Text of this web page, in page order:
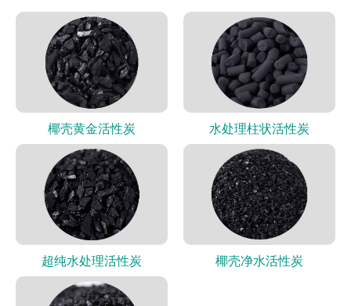
椰壳黄金活性炭 水处理柱状活性炭
超纯水处理活性炭 椰壳净水活性炭